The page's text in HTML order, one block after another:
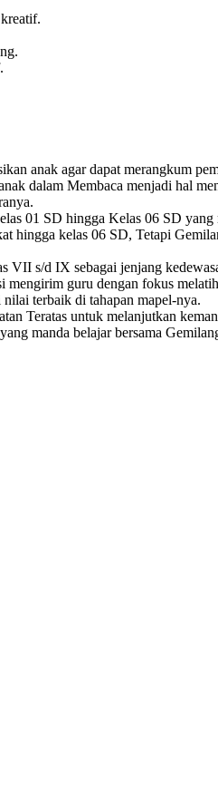
anak agar dapat merangkum
dalam Membaca menjadi hal
01 SD hingga Kelas 06 SD
kelas 06 SD, Tetapi
VII s/d IX sebagai jenjang
guru dengan fokus
terbaik di tahapan mapel-nya.
Teratas untuk melanjutkan
manda belajar bersama